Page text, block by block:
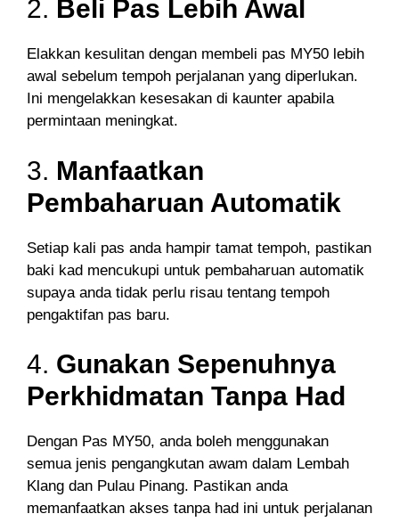
2. Beli Pas Lebih Awal
Elakkan kesulitan dengan membeli pas MY50 lebih
awal sebelum tempoh perjalanan yang diperlukan.
Ini mengelakkan kesesakan di kaunter apabila
permintaan meningkat.
3. Manfaatkan
Pembaharuan Automatik
Setiap kali pas anda hampir tamat tempoh, pastikan
baki kad mencukupi untuk pembaharuan automatik
supaya anda tidak perlu risau tentang tempoh
pengaktifan pas baru.
4. Gunakan Sepenuhnya
Perkhidmatan Tanpa Had
Dengan Pas MY50, anda boleh menggunakan
semua jenis pengangkutan awam dalam Lembah
Klang dan Pulau Pinang. Pastikan anda
memanfaatkan akses tanpa had ini untuk perjalanan